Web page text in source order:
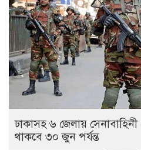
ঢাকাসহ ৬ জেলায় সেনাবাহিনী
থাকবে ৩০ জুন পর্যন্ত